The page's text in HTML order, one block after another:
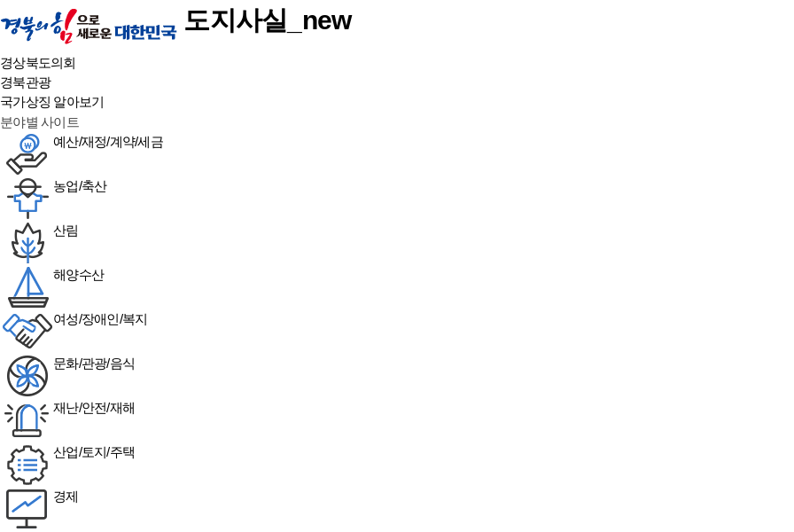
도지사실_new
경상북도의회
경북관광
국가상징 알아보기
분야별 사이트
예산/재정/계약/세금
농업/축산
산림
해양수산
여성/장애인/복지
문화/관광/음식
재난/안전/재해
산업/토지/주택
경제